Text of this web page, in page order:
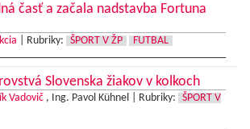
časť a začala nadstavba Fortuna
Rubriky: ŠPORT V ŽP FUTBAL
Slovenska žiakov v kolkoch
Vadovič , Ing. Pavol Kühnel | Rubriky:
ŠPORT V